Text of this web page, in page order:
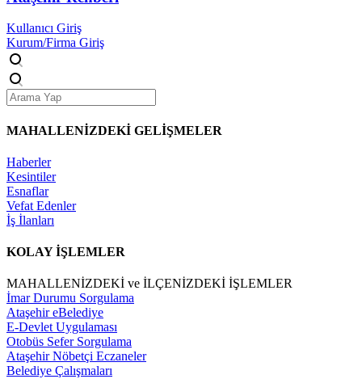
Kullanıcı Giriş
Kurum/Firma Giriş
MAHALLENİZDEKİ GELİŞMELER
Haberler
Kesintiler
Esnaflar
Vefat Edenler
İş İlanları
KOLAY İŞLEMLER
MAHALLENİZDEKİ ve İLÇENİZDEKİ İŞLEMLER
İmar Durumu Sorgulama
Ataşehir eBelediye
E-Devlet Uygulaması
Otobüs Sefer Sorgulama
Ataşehir Nöbetçi Eczaneler
Belediye Çalışmaları